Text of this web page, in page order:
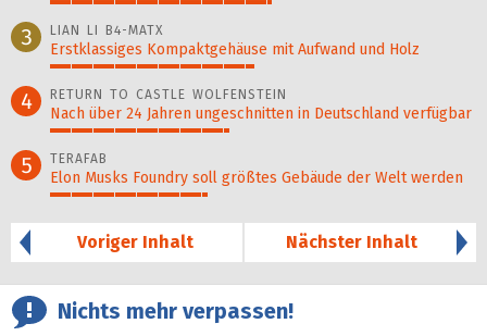
52%
3 LIAN LI B4-MATX
Erstklassiges Kompaktgehäuse mit Aufwand und Holz
48%
4 RETURN TO CASTLE WOLFENSTEIN
Nach über 24 Jahren ungeschnitten in Deutschland verfügbar
42%
5 TERAFAB
Elon Musks Foundry soll größ­tes Gebäude der Welt werden
37%
Voriger Inhalt
Nächster Inhalt
Nichts mehr verpassen!